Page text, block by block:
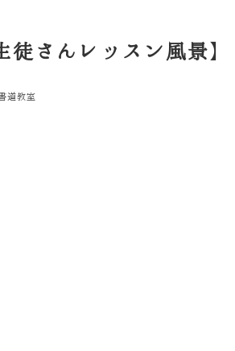
さんレッスン風景】
リー
道教室